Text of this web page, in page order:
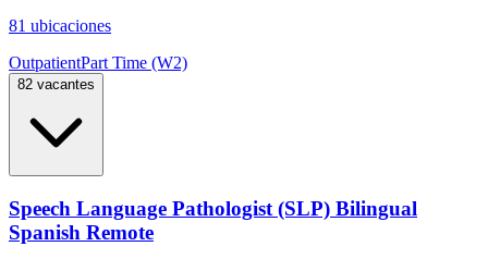
81 ubicaciones
OutpatientPart Time (W2)
82 vacantes
Speech Language Pathologist (SLP) Bilingual
Spanish Remote